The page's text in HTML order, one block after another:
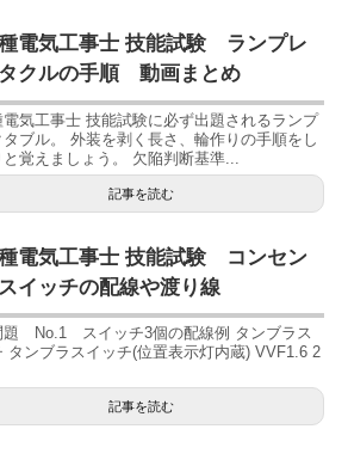
電気工事士 技能試験 ランプレ
クルの手順 動画まとめ
電気工事士 技能試験に必ず出題されるランプ
タブル。 外装を剥く長さ、輪作りの手順をし
と覚えましょう。 欠陥判断基準...
記事を読む
電気工事士 技能試験 コンセン
スイッチの配線や渡り線
題 No.1 スイッチ3個の配線例 タンブラス
タンブラスイッチ(位置表示灯内蔵) VVF1.6 2
記事を読む